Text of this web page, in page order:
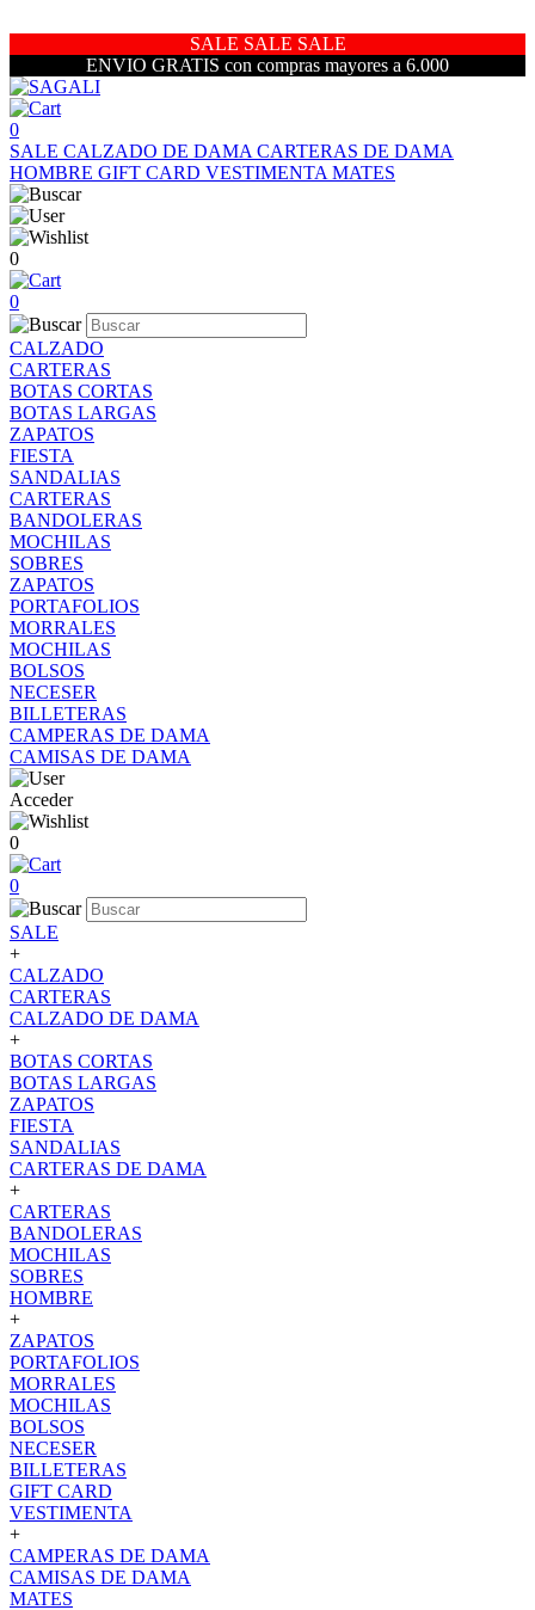
SALE SALE SALE
ENVIO GRATIS con compras mayores a 6.000
0
SALE CALZADO DE DAMA CARTERAS DE DAMA
HOMBRE GIFT CARD VESTIMENTA MATES
0
0
CALZADO
CARTERAS
BOTAS CORTAS
BOTAS LARGAS
ZAPATOS
FIESTA
SANDALIAS
CARTERAS
BANDOLERAS
MOCHILAS
SOBRES
ZAPATOS
PORTAFOLIOS
MORRALES
MOCHILAS
BOLSOS
NECESER
BILLETERAS
CAMPERAS DE DAMA
CAMISAS DE DAMA
Acceder
0
0
SALE
+
CALZADO
CARTERAS
CALZADO DE DAMA
+
BOTAS CORTAS
BOTAS LARGAS
ZAPATOS
FIESTA
SANDALIAS
CARTERAS DE DAMA
+
CARTERAS
BANDOLERAS
MOCHILAS
SOBRES
HOMBRE
+
ZAPATOS
PORTAFOLIOS
MORRALES
MOCHILAS
BOLSOS
NECESER
BILLETERAS
GIFT CARD
VESTIMENTA
+
CAMPERAS DE DAMA
CAMISAS DE DAMA
MATES